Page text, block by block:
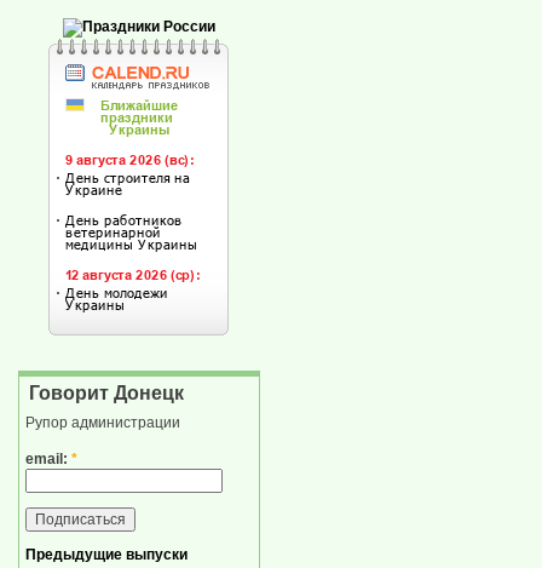
Говорит Донецк
Рупор администрации
email: *
Предыдущие выпуски